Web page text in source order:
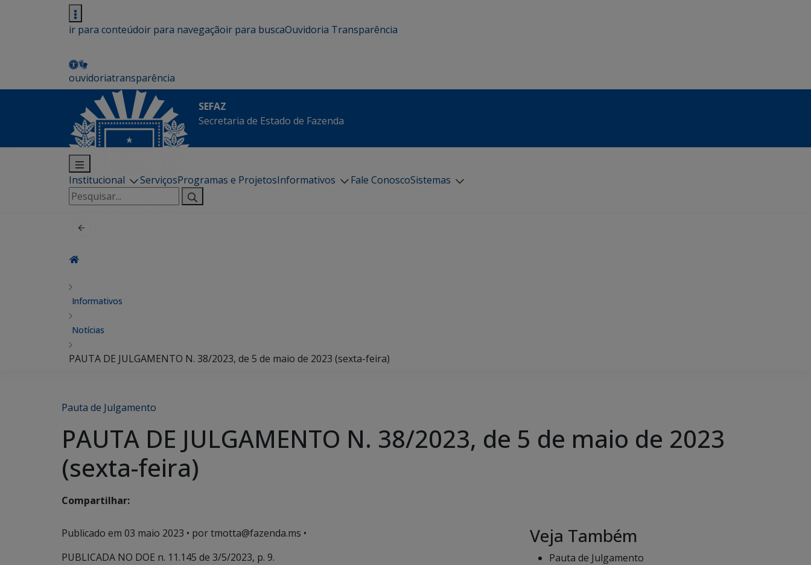
ir para conteúdoir para navegaçãoir para buscaOuvidoria Transparência
ouvidoriatransparência
SEFAZ
Secretaria de Estado de Fazenda
Institucional ServiçosProgramas e ProjetosInformativos Fale ConoscoSistemas
Pesquisar
por:
Informativos
Notícias
PAUTA DE JULGAMENTO N. 38/2023, de 5 de maio de 2023 (sexta-feira)
Pauta de Julgamento
PAUTA DE JULGAMENTO N. 38/2023, de 5 de maio de 2023
(sexta-feira)
Compartilhar:
Publicado em 03 maio 2023 • por tmotta@fazenda.ms •
PUBLICADA NO DOE n. 11.145 de 3/5/2023, p. 9.
Veja Também
Pauta de Julgamento